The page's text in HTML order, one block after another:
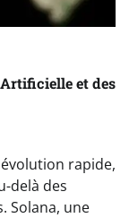
et des
rapide,
delà des
Solana, une